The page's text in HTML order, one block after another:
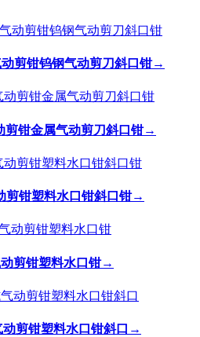
剪钳钨钢气动剪刀斜口钳→
剪钳金属气动剪刀斜口钳→
剪钳塑料水口钳斜口钳→
剪钳塑料水口钳→
剪钳塑料水口钳斜口 →